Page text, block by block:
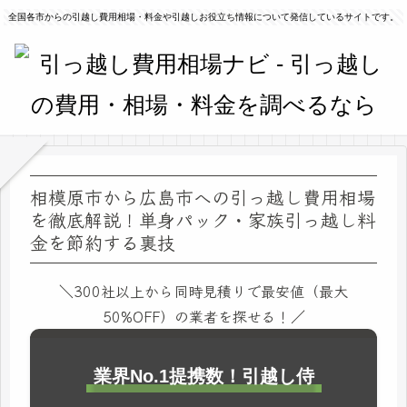
全国各市からの引越し費用相場・料金や引越しお役立ち情報について発信しているサイトです。
相模原市から広島市への引っ越し費用相場
を徹底解説！単身パック・家族引っ越し料
金を節約する裏技
＼300社以上から同時見積りで最安値（最大
50%OFF）の業者を探せる！／
業界No.1提携数！引越し侍